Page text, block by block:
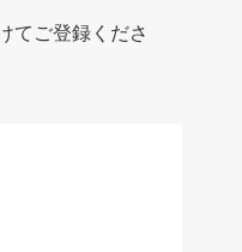
てご登録くださ